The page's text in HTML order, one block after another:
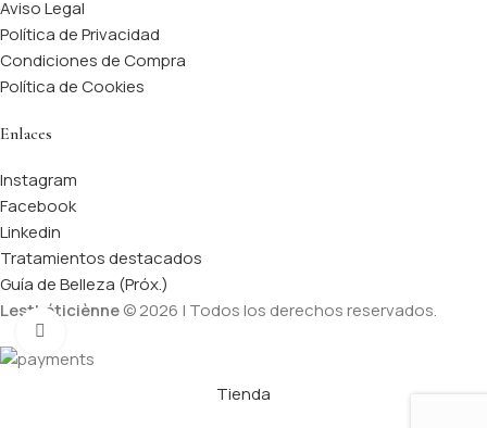
Aviso Legal
Política de Privacidad
Condiciones de Compra
Política de Cookies
Enlaces
Instagram
Facebook
Linkedin
Tratamientos destacados
Guía de Belleza (Próx.)
Lesthéticiènne© 2026 | Todos los derechos reservados.
Tienda